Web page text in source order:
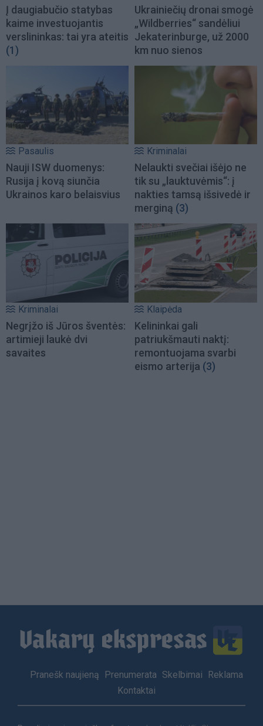
Į daugiabučio statybas
kaime investuojantis
verslininkas: tai yra ateitis
(1)
Ukrainiečių dronai smogė
„Wildberries“ sandėliui
Jekaterinburge, už 2000
km nuo sienos
Pasaulis
Nauji ISW duomenys:
Rusija į kovą siunčia
Ukrainos karo belaisvius
Kriminalai
Nelaukti svečiai išėjo ne
tik su „lauktuvėmis“: į
nakties tamsą išsivedė ir
merginą (3)
Kriminalai
Negrįžo iš Jūros šventės:
artimieji laukė dvi
savaites
Klaipėda
Kelininkai gali
patriukšmauti naktį:
remontuojama svarbi
eismo arterija (3)
Footer
Pranešk naujieną Prenumerata Skelbimai
Reklama
Kontaktai